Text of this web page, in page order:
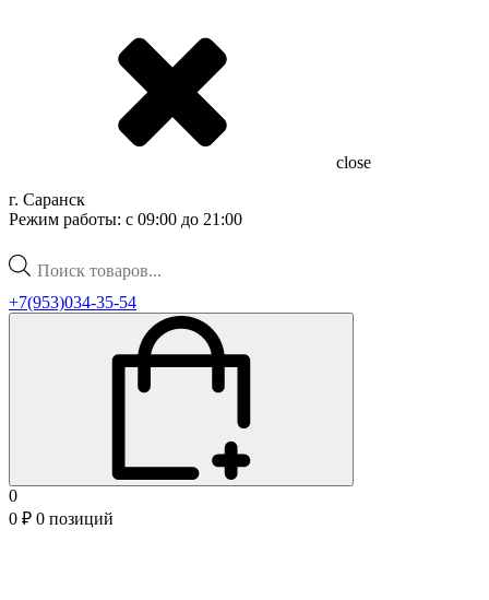
close
г. Саранск
Режим работы: с 09:00 до 21:00
товаров
+7(953)034-35-54
0
0 ₽ 0 позиций